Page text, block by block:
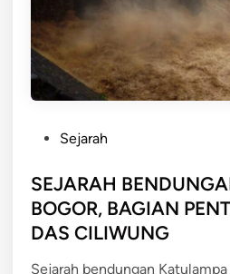
s
t
e
i
Sejarah
SEJARAH
BOGOR, BAGIAN
DAS CILIWUNG
Sejarah bendungan